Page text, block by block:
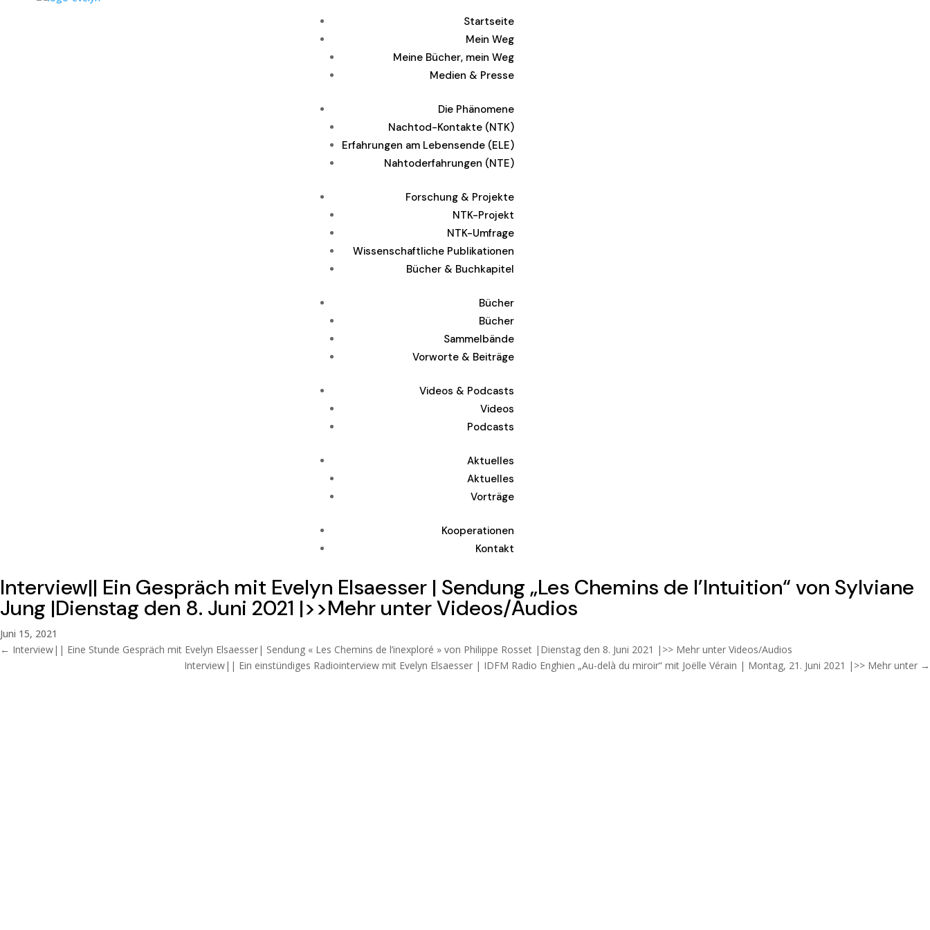
Startseite
Mein Weg
Meine Bücher, mein Weg
Medien & Presse
Die Phänomene
Nachtod-Kontakte (NTK)
Erfahrungen am Lebensende (ELE)
Nahtoderfahrungen (NTE)
Forschung & Projekte
NTK-Projekt
NTK-Umfrage
Wissenschaftliche Publikationen
Bücher & Buchkapitel
Bücher
Bücher
Sammelbände
Vorworte & Beiträge
Videos & Podcasts
Videos
Podcasts
Aktuelles
Aktuelles
Vorträge
Kooperationen
Kontakt
Interview|| Ein Gespräch mit Evelyn Elsaesser | Sendung „Les Chemins de l’Intuition“ von Sylviane
Jung |Dienstag den 8. Juni 2021 |>>Mehr unter Videos/Audios
Juni 15, 2021
← Interview|| Eine Stunde Gespräch mit Evelyn Elsaesser| Sendung « Les Chemins de l’inexploré » von Philippe Rosset |Dienstag den 8. Juni 2021 |>> Mehr unter Videos/Audios
Interview|| Ein einstündiges Radiointerview mit Evelyn Elsaesser | IDFM Radio Enghien „Au-delà du miroir“ mit Joëlle Vérain | Montag, 21. Juni 2021 |>> Mehr unter →